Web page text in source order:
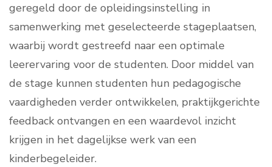
geregeld door de opleidingsinstelling in
samenwerking met geselecteerde stageplaatsen,
waarbij wordt gestreefd naar een optimale
leerervaring voor de studenten. Door middel van
de stage kunnen studenten hun pedagogische
vaardigheden verder ontwikkelen, praktijkgerichte
feedback ontvangen en een waardevol inzicht
krijgen in het dagelijkse werk van een
kinderbegeleider.